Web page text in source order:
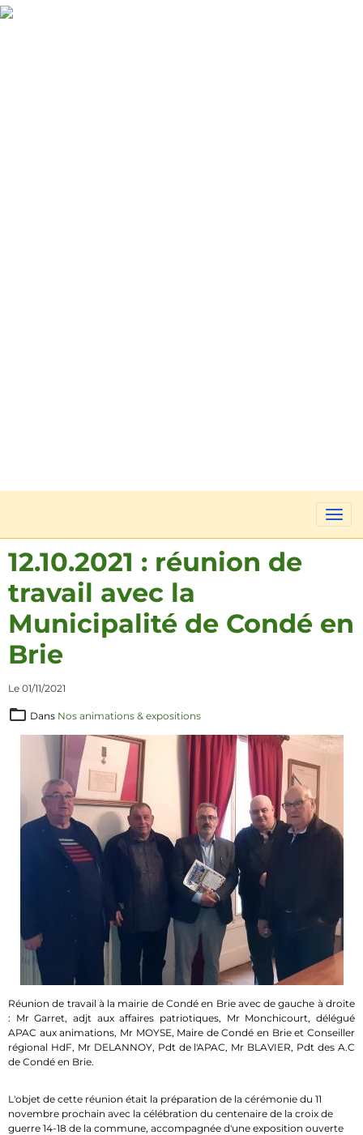
12.10.2021 : réunion de
travail avec la
Municipalité de Condé en
Brie
Le 01/11/2021
Dans Nos animations & expositions
Réunion de travail à la mairie de Condé en Brie avec de gauche à droite
: Mr Garret, adjt aux affaires patriotiques, Mr Monchicourt, délégué
APAC aux animations, Mr MOYSE, Maire de Condé en Brie et Conseiller
régional HdF, Mr DELANNOY, Pdt de l'APAC, Mr BLAVIER, Pdt des A.C
de Condé en Brie.
L'objet de cette réunion était la préparation de la cérémonie du 11
novembre prochain avec la célébration du centenaire de la croix de
guerre 14-18 de la commune, accompagnée d'une exposition ouverte